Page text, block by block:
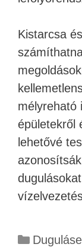
Kistarcsa
mélyreható
épületekről
lehetővé